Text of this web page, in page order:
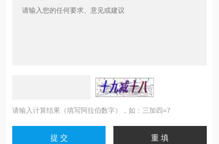
请输入计算结果（填写阿拉伯数字），如：三加四=7